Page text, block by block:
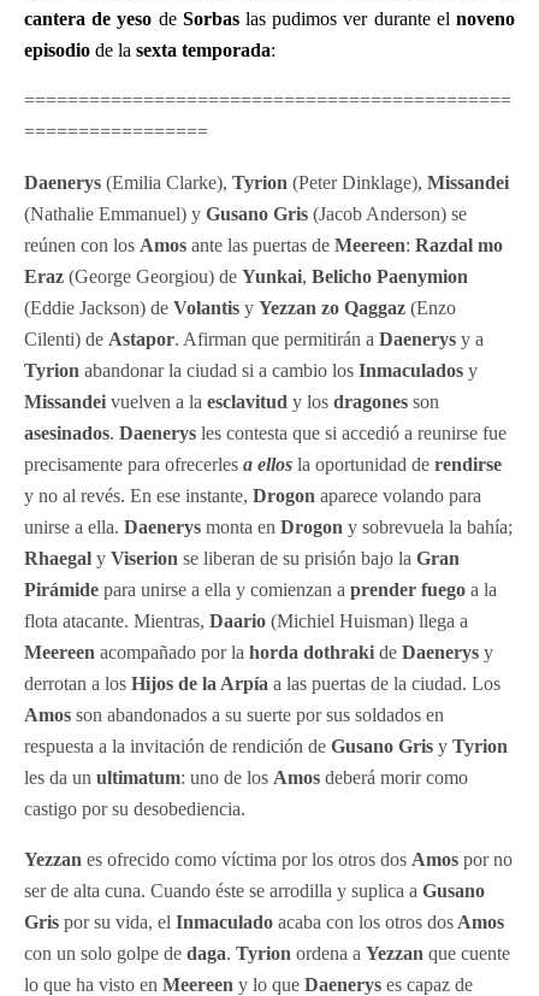
cantera de yeso de Sorbaslas pudimos ver durante elnoveno
episodio de la sexta temporada:
=============================================
=================
Daenerys (Emilia Clarke), Tyrion (Peter Dinklage), Missandei
(Nathalie Emmanuel) y Gusano Gris (Jacob Anderson) se
reúnen con los Amos ante las puertas de Meereen: Razdal mo
Eraz (George Georgiou) de Yunkai, Belicho Paenymion
(Eddie Jackson) de Volantis y Yezzan zo Qaggaz (Enzo
Cilenti) de Astapor. Afirman que permitirán a Daenerys y a
Tyrion abandonar la ciudad si a cambio los Inmaculados y
Missandei vuelven a la esclavitud y los dragones son
asesinados. Daenerys les contesta que si accedió a reunirse fue
precisamente para ofrecerles a ellos la oportunidad de rendirse
y no al revés. En ese instante, Drogon aparece volando para
unirse a ella. Daenerys monta en Drogon y sobrevuela la bahía;
Rhaegal y Viserion se liberan de su prisión bajo la Gran
Pirámide para unirse a ella y comienzan a prender fuego a la
flota atacante. Mientras, Daario (Michiel Huisman) llega a
Meereen acompañado por la horda dothraki de Daenerys y
derrotan a los Hijos de la Arpía a las puertas de la ciudad. Los
Amos son abandonados a su suerte por sus soldados en
respuesta a la invitación de rendición de Gusano Gris y Tyrion
les da un ultimatum: uno de los Amos deberá morir como
castigo por su desobediencia.
Yezzan es ofrecido como víctima por los otros dos Amos por no
ser de alta cuna. Cuando éste se arrodilla y suplica a Gusano
Gris por su vida, el Inmaculado acaba con los otros dos Amos
con un solo golpe de daga. Tyrion ordena a Yezzan que cuente
lo que ha visto en Meereen y lo que Daenerys es capaz de